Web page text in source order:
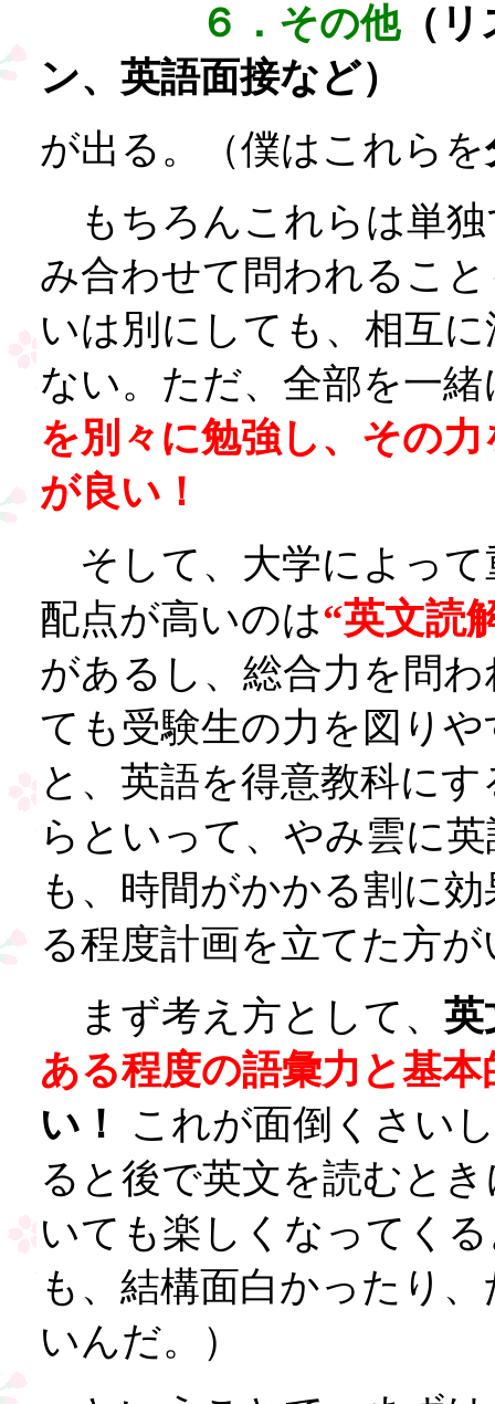
６．その他（リ
ン、英語面接など）
が出る。（僕はこれらを
もちろんこれらは単独
み合わせて問われるこ
いは別にしても、相互
ない。ただ、全部を一
を別々に勉強し、その
が良い！
そして、大学によって
配点が高いのは“英文読
があるし、総合力を問
ても受験生の力を図り
と、英語を得意教科に
らといって、やみ雲に
も、時間がかかる割に
る程度計画を立てた方が
まず考え方として、 英
ある程度の語彙力と基
い！
これが面倒くさい
ると後で英文を読むと
いても楽しくなってく
も、結構面白かったり
いんだ。）